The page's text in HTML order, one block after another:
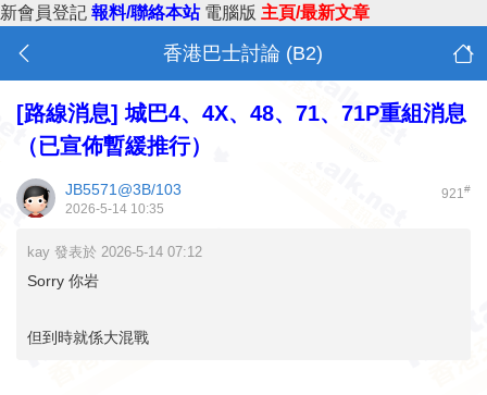
新會員登記 報料/聯絡本站 電腦版 主頁/最新文章
香港巴士討論 (B2)
[路線消息] 城巴4、4X、48、71、71P重組消息
（已宣佈暫緩推行）
921#
JB5571@3B/103
2026-5-14 10:35
kay 發表於 2026-5-14 07:12
Sorry 你岩
但到時就係大混戰